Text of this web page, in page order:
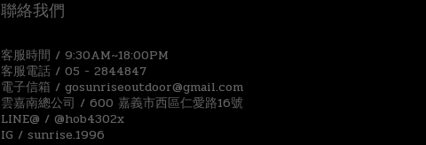
聯絡我們
客服時間 / 9:30AM~18:00PM
客服電話 / 05 - 2844847
電子信箱 / gosunriseoutdoor@gmail.com
雲嘉南總公司 / 600 嘉義市西區仁愛路16號
LINE@ / @hob4302x
IG / sunrise.1996